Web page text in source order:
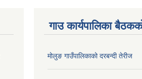
गाउ कार्यपालिका
मोलुङ गाउँपालिकाको दरबन्दी तेरीज